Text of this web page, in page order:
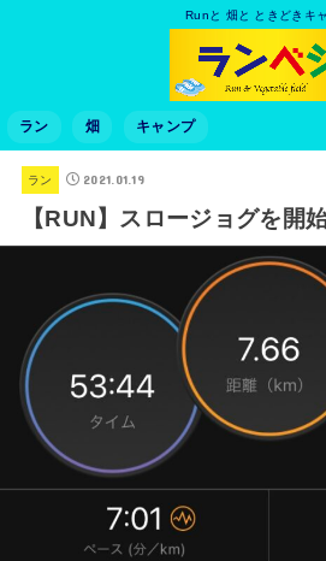
Runと 畑と ときどきキ
ラン 畑 キャンプ
ラン 2021.01.19
【RUN】スロージョグを開